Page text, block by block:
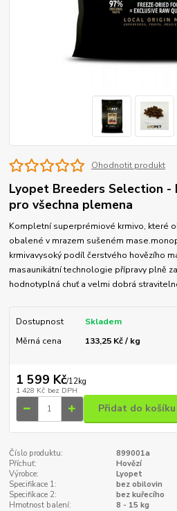
Ohodnotit produkt
Lyopet Breeders Selection -
pro všechna plemena
Kompletní superprémiové krmivo, které
obalené v mrazem sušeném
krmivavysoký podíl čerstvého hovězího
masaunikátní technologie přípravy plně
hodnotyplná chuť a velmi dobrá
Dostupnost
Skladem
Měrná cena
133,25 Kč / kg
1 599 Kč/12kg
1 428 Kč bez DPH
Přidat do košíku
Číslo produktu:
899001a
Příchuť:
Hovězí
Výrobce:
Lyopet
Specifikace 1:
bez obilovin
Specifikace 2:
bez kuřecího
Hmotnost balení:
8 - 15 kg